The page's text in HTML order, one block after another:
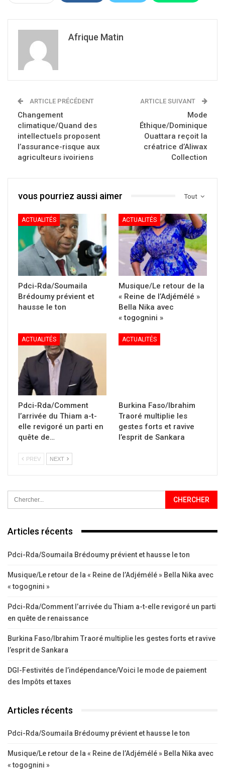
Afrique Matin
ARTICLE PRÉCÉDENT
Changement
climatique/Quand des
intellectuels proposent
l’assurance-risque aux
agriculteurs ivoiriens
ARTICLE SUIVANT
Mode
Éthique/Dominique
Ouattara reçoit la
créatrice d’Aliwax
Collection
Tout
vous pourriez aussi aimer
ACTUALITÉS
Pdci-Rda/Soumaila
Brédoumy prévient et
hausse le ton
ACTUALITÉS
Musique/Le retour de la
« Reine de l’Adjémélé »
Bella Nika avec
« togognini »
ACTUALITÉS
Pdci-Rda/Comment
l’arrivée du Thiam a-t-
elle revigoré un parti en
quête de…
ACTUALITÉS
Burkina Faso/Ibrahim
Traoré multiplie les
gestes forts et ravive
l’esprit de Sankara
PREV NEXT
Articles récents
Pdci-Rda/Soumaila Brédoumy prévient et hausse le ton
Musique/Le retour de la « Reine de l’Adjémélé » Bella Nika avec
« togognini »
Pdci-Rda/Comment l’arrivée du Thiam a-t-elle revigoré un parti
en quête de renaissance
Burkina Faso/Ibrahim Traoré multiplie les gestes forts et ravive
l’esprit de Sankara
DGI-Festivités de l’indépendance/Voici le mode de paiement
des Impôts et taxes
Articles récents
Pdci-Rda/Soumaila Brédoumy prévient et hausse le ton
Musique/Le retour de la « Reine de l’Adjémélé » Bella Nika avec
« togognini »